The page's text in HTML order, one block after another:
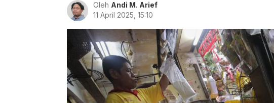
Oleh Andi M. Arief
11 April 2025, 15:10